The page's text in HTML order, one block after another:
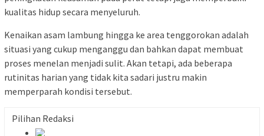
kualitas hidup secara menyeluruh.
Kenaikan asam lambung hingga ke area tenggorokan adalah
situasi yang cukup menganggu dan bahkan dapat membuat
proses menelan menjadi sulit. Akan tetapi, ada beberapa
rutinitas harian yang tidak kita sadari justru makin
memperparah kondisi tersebut.
Pilihan Redaksi